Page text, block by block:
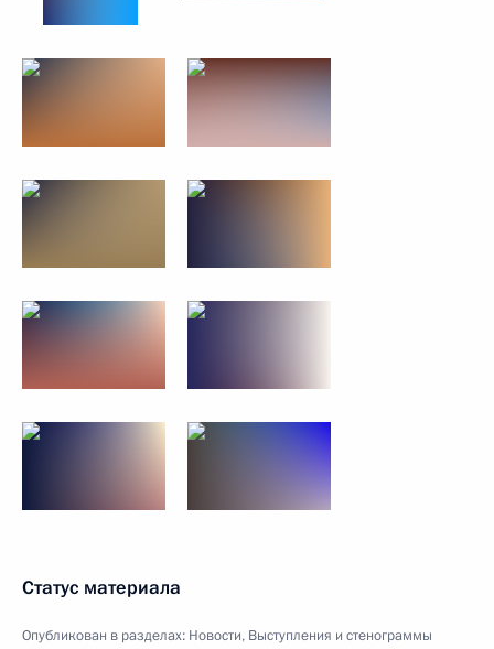
Статус материала
Опубликован в разделах: Новости, Выступления и стенограммы